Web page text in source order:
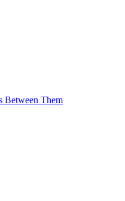
Between Them